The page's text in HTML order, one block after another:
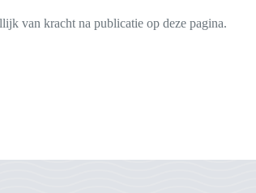
van kracht na publicatie op deze pagina.